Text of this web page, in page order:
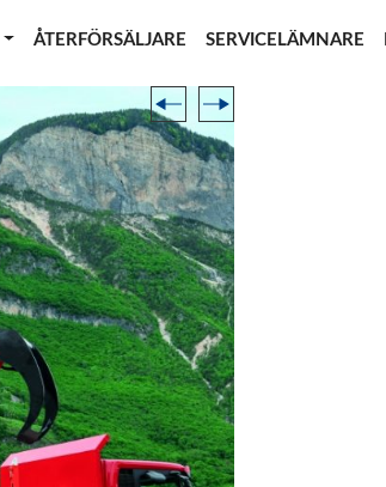
ÅTERFÖRSÄLJARE SERVICELÄMNARE